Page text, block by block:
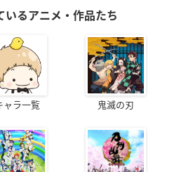
いるアニメ・作品たち
ャラ一覧 鬼滅の刃